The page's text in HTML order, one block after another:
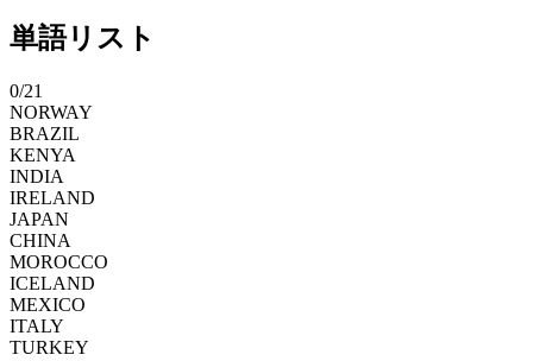
単語リスト
0/21
NORWAY
BRAZIL
KENYA
INDIA
IRELAND
JAPAN
CHINA
MOROCCO
ICELAND
MEXICO
ITALY
TURKEY